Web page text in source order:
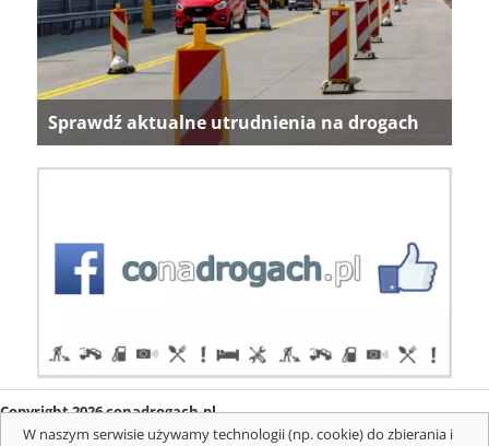
Sprawdź aktualne utrudnienia na drogach
Copyright 2026 conadrogach.pl
O firmie
Redakcja Regulamin
Informacje o cookies
W naszym serwisie używamy technologii (np. cookie) do zbierania i